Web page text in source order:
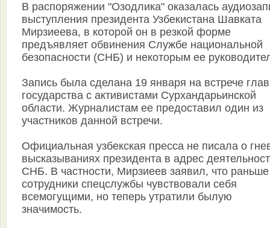
В распоряжении "Озодлика" оказалась
выступления президента Узбекистана Шавката
Мирзиеева, в которой он в резкой форме
предъявляет обвинения Службе национальной
безопасности (СНБ) и некоторым ее
Запись была сделана 19 января на встрече
государства с активистами Сурхандарьинской
области. Журналистам ее предоставил один из
участников данной встречи.
Официальная узбекская пресса не писала о
высказываниях президента в адрес
СНБ. В частности, Мирзиеев заявил, что раньше
сотрудники спецслужбы чувствовали себя
всемогущими, но теперь утратили былую
значимость.